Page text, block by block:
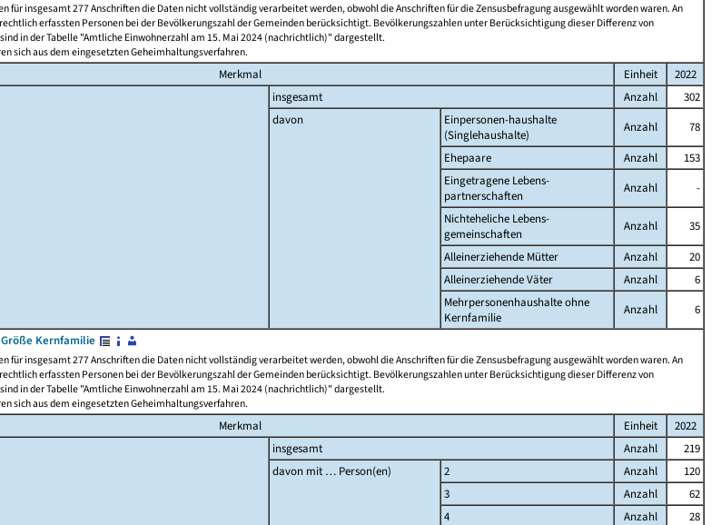
für insgesamt 277 Anschriften die Daten nicht vollständig verarbeitet werden, obwohl die Anschriften für die Zensusbefragung ausgewählt worden waren. An
erfassten Personen bei der Bevölkerungszahl der Gemeinden berücksichtigt. Bevölkerungszahlen unter Berücksichtigung dieser Differenz von
in der Tabelle "Amtliche Einwohnerzahl am 15. Mai 2024 (nachrichtlich)" dargestellt.
sich aus dem eingesetzten Geheimhaltungsverfahren.
Merkmal Einheit
2022
insgesamt Anzahl
302
davon
Einpersonen-haushalte
(Singlehaushalte)
Anzahl
78
Ehepaare
Anzahl
153
Eingetragene Lebens-
partnerschaften
Anzahl
-
Nichteheliche Lebens-
gemeinschaften
Anzahl
35
Alleinerziehende Mütter
Anzahl
20
Alleinerziehende Väter
Anzahl
6
Mehrpersonenhaushalte ohne
Kernfamilie
Anzahl
6
Kernfamilie
für insgesamt 277 Anschriften die Daten nicht vollständig verarbeitet werden, obwohl die Anschriften für die Zensusbefragung ausgewählt worden waren. An
erfassten Personen bei der Bevölkerungszahl der Gemeinden berücksichtigt. Bevölkerungszahlen unter Berücksichtigung dieser Differenz von
in der Tabelle "Amtliche Einwohnerzahl am 15. Mai 2024 (nachrichtlich)" dargestellt.
sich aus dem eingesetzten Geheimhaltungsverfahren.
Merkmal Einheit
2022
insgesamt Anzahl
219
davon mit … Person(en)
2 Anzahl
120
3
Anzahl
62
4
Anzahl
28